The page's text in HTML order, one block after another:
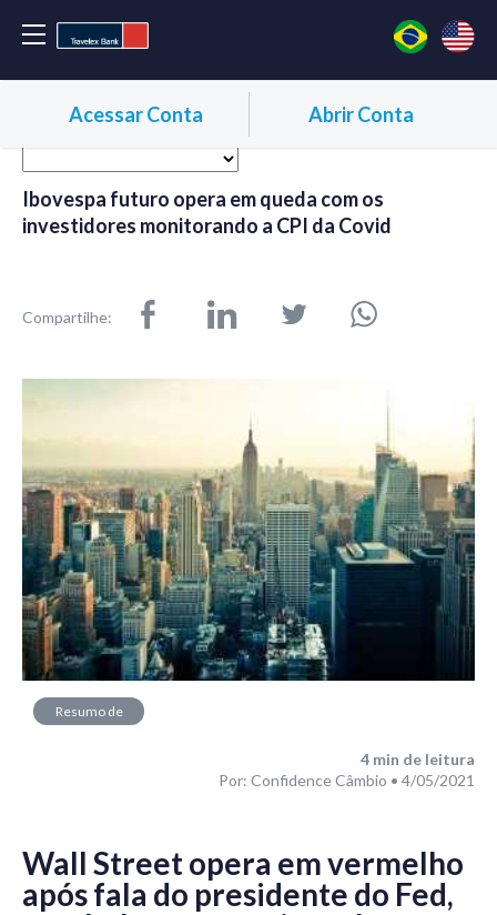
Acessar Conta Abrir Conta
Ibovespa futuro opera em queda com os
investidores monitorando a CPI da Covid
Compartilhe:
Resumo de
4 min de leitura
Por: Confidence Câmbio • 4/05/2021
Wall Street opera em vermelho
após fala do presidente do Fed,